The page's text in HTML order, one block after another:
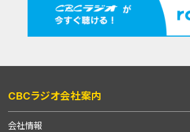
CBCラジオ会社案内
会社情報